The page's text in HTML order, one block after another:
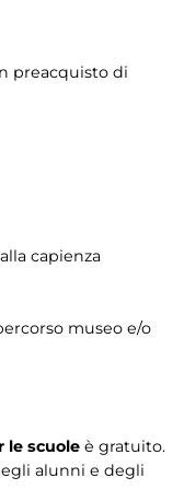
preacquisto di
capienza
museo e/o
le scuole è gratuito.
alunni e degli